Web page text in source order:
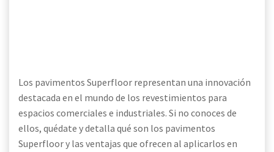
Los pavimentos Superfloor representan una innovación
destacada en el mundo de los revestimientos para
espacios comerciales e industriales. Si no conoces de
ellos, quédate y detalla qué son los pavimentos
Superfloor y las ventajas que ofrecen al aplicarlos en